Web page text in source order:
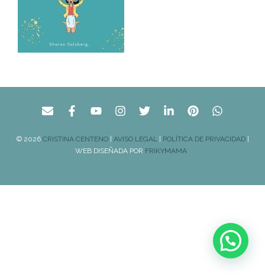
© 2026 CRISTINA CENTENO| AVISO LEGAL| POLÍTICA DE PRIVACIDAD|
WEB DISEÑADA POR FRIKYMAMA